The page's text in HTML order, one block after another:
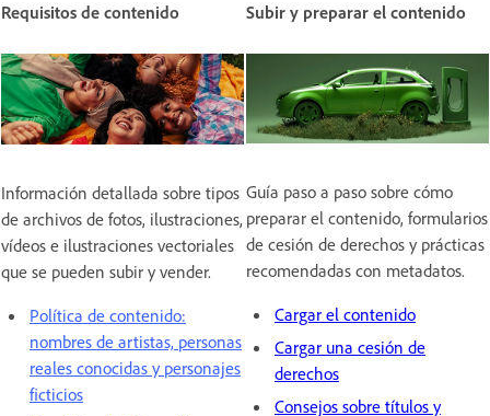
Requisitos de contenido
Información detallada sobre tipos
de archivos de fotos, ilustraciones,
vídeos e ilustraciones vectoriales
que se pueden subir y vender.
Política de contenido:
nombres de artistas, personas
reales conocidas y personajes
ficticios
Subir y preparar el contenido
Guía paso a paso sobre cómo
preparar el contenido, formularios
de cesión de derechos y prácticas
recomendadas con metadatos.
Cargar el contenido
Cargar una cesión de
derechos
Consejos sobre títulos y